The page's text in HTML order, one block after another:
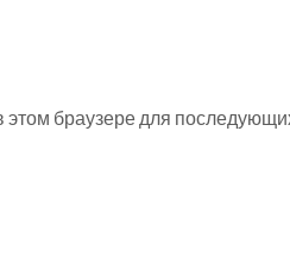
браузере для